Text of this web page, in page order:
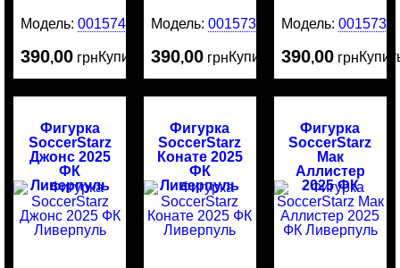
Модель:0015740
390,00 грнКупить
Модель:0015735
390,00 грнКупить
Модель: 0015734
390,00 грн
Фигурка
SoccerStarz
Джонс 2025
ФК
Ливерпуль
Фигурка
SoccerStarz
Конате 2025
ФК
Ливерпуль
Фигурка
SoccerStarz
Мак
Аллистер
2025 ФК
Ливерпуль